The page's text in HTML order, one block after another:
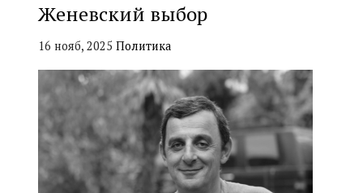
Женевский выбор
16 нояб, 2025 Политика